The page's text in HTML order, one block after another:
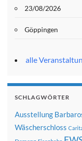
23/08/2026
Göppingen
alle
SCHLAGWÖRTER
Ausstellung
Wäscherschloss